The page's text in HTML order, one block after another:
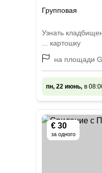
Групповая
Узнать
... картошку
на площади
пн, 22 июнь, в
€ 30
за одного